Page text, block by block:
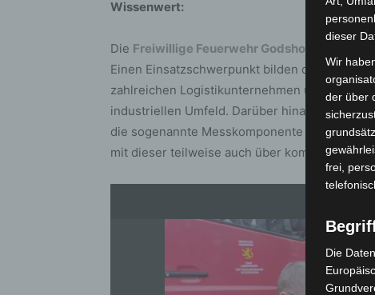
Wissenwert:
Die Freiwillige Feuerwehr Godshorn
Einen Einsatzschwerpunkt bilden dabei
zahlreichen Logistikunternehmen und
industriellen Umfeld. Darüber hinaus stellt
die sogenannte Messkomponente des
mit dieser teilweise auch über kommunale
dieser
Wir
der über
frei,
Die